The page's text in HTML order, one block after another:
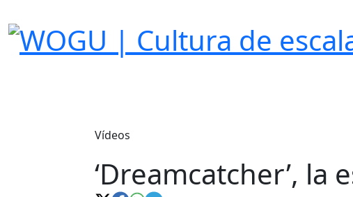
Vídeos
‘Dreamcatcher’, la